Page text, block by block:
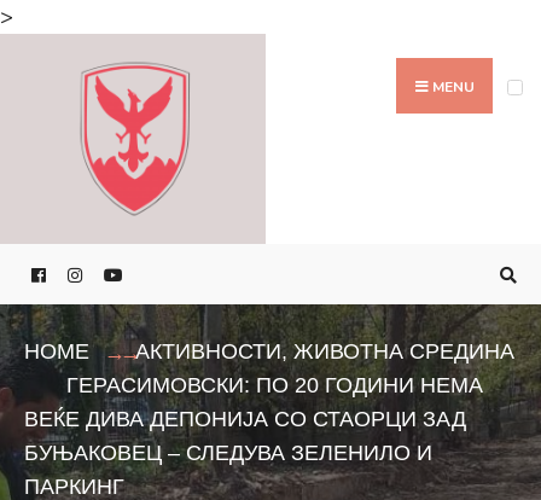
>
MENU
HOME АКТИВНОСТИ,ЖИВОТНА СРЕДИНА
ГЕРАСИМОВСКИ: ПО 20 ГОДИНИ НЕМА
ВЕЌЕ ДИВА ДЕПОНИЈА СО СТАОРЦИ ЗАД
БУЊАКОВЕЦ – СЛЕДУВА ЗЕЛЕНИЛО И
ПАРКИНГ